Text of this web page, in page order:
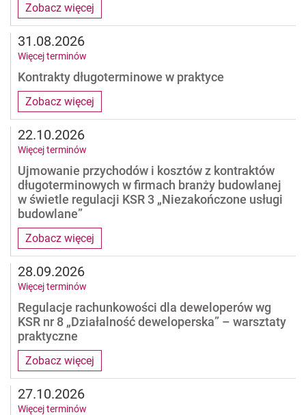
Zobacz więcej
Zobacz więcej
Kontrakty długoterminowe w praktyce
31.08.2026
Więcej terminów
Zobacz więcej
Ujmowanie przychodów i kosztów z kontraktów
długoterminowych w firmach branży budowlanej
w świetle regulacji KSR 3 „Niezakończone usługi
budowlane”
22.10.2026
Więcej terminów
Zobacz więcej
Regulacje rachunkowości dla deweloperów wg
KSR nr 8 „Działalność deweloperska” – warsztaty
praktyczne
28.09.2026
Więcej terminów
27.10.2026
Więcej terminów